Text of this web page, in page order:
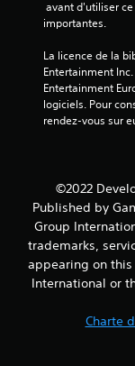
importantes.
La licence de la
Entertainment
Entertainment
logiciels. Pour
rendez-vous sur
©2022
Published by
Group
trademarks,
appearing on
International or
Charte